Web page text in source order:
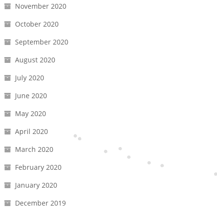
November 2020
October 2020
September 2020
August 2020
July 2020
June 2020
May 2020
April 2020
March 2020
February 2020
January 2020
December 2019